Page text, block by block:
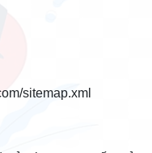
sitemap.xml